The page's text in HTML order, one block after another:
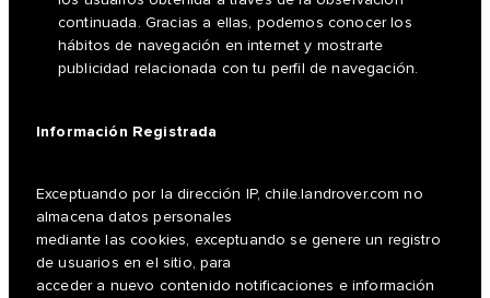
continuada. Gracias a ellas, podemos conocer los
hábitos de navegación en internet y mostrarte
publicidad relacionada con tu perfil de navegación.
Información Registrada
Exceptuando por la dirección IP, chile.landrover.com no
almacena datos personales
mediante las cookies, exceptuando se genere un registro
de usuarios en el sitio, para
acceder a nuevo contenido notificaciones e información